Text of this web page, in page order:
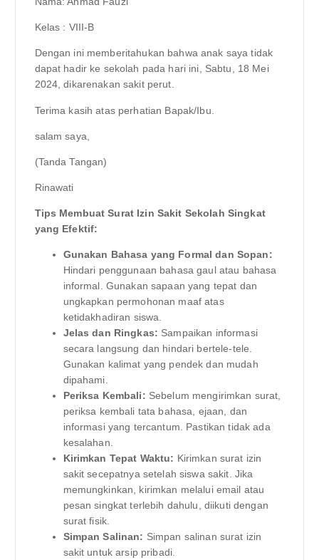
Kelas : VIII-B
Dengan ini memberitahukan bahwa anak saya tidak
dapat hadir ke sekolah pada hari ini, Sabtu, 18 Mei
2024, dikarenakan sakit perut.
Terima kasih atas perhatian Bapak/Ibu.
salam saya,
(Tanda Tangan)
Rinawati
Tips Membuat Surat Izin Sakit Sekolah Singkat
yang Efektif:
Gunakan Bahasa yang Formal dan Sopan:
Hindari penggunaan bahasa gaul atau bahasa
informal. Gunakan sapaan yang tepat dan
ungkapkan permohonan maaf atas
ketidakhadiran siswa.
Jelas dan Ringkas: Sampaikan informasi
secara langsung dan hindari bertele-tele.
Gunakan kalimat yang pendek dan mudah
dipahami.
Periksa Kembali: Sebelum mengirimkan surat,
periksa kembali tata bahasa, ejaan, dan
informasi yang tercantum. Pastikan tidak ada
kesalahan.
Kirimkan Tepat Waktu: Kirimkan surat izin
sakit secepatnya setelah siswa sakit. Jika
memungkinkan, kirimkan melalui email atau
pesan singkat terlebih dahulu, diikuti dengan
surat fisik.
Simpan Salinan: Simpan salinan surat izin
sakit untuk arsip pribadi.